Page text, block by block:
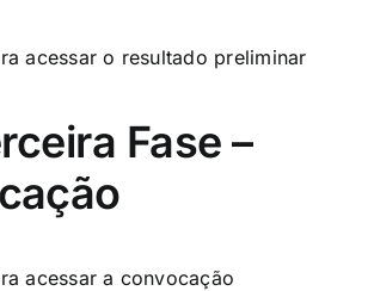
acessar o resultado preliminar
Fase –
acessar a convocação